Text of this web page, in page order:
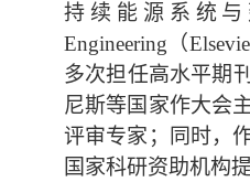
持续能源系统
Engineering （
多次担任高水平期
尼斯等国家作大会
评审专家；同时，
国家科研资助机构